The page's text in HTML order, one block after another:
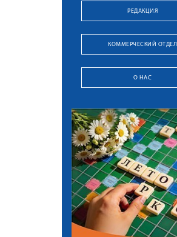
РЕДАКЦИЯ
КОММЕРЧЕСКИЙ ОТДЕЛ
О НАС